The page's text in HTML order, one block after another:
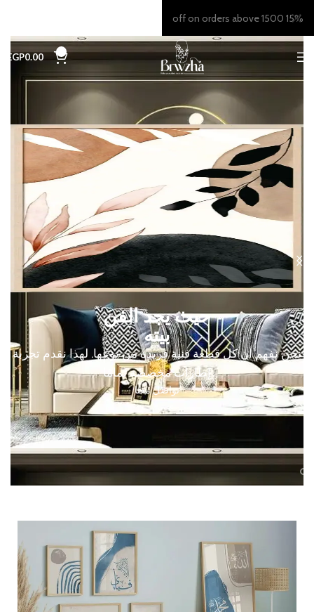
EGP0.00
حيث يجد الفن
بيته
نحن نفهم أن كل قطعة فنية فريدة من نوعها. لهذا نقدم تجربة
إطارات مخصصة تمامًا
تواصل معنا
15% off on orders above 1500